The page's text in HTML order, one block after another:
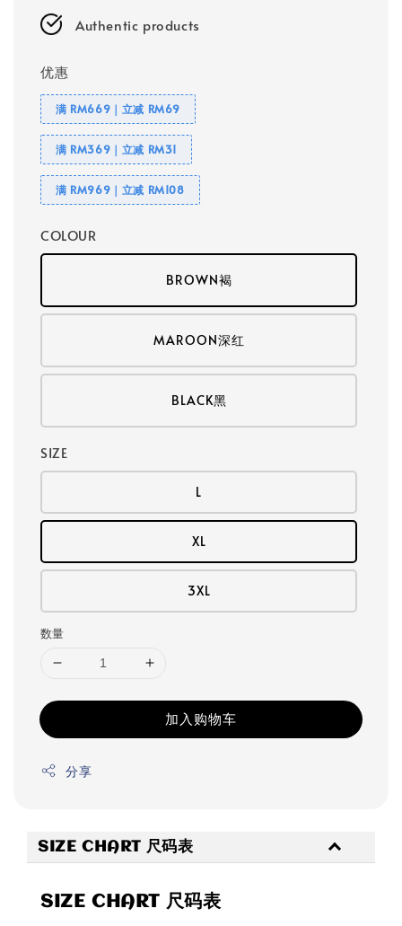
Authentic products
优惠
满 RM669｜立减 RM69
满 RM369｜立减 RM31
满 RM969｜立减 RM108
COLOUR
BROWN褐
MAROON深红
BLACK黑
SIZE
L
XL
3XL
数量
加入购物车
分享
SIZE CHART 尺码表
SIZE CHART 尺码表